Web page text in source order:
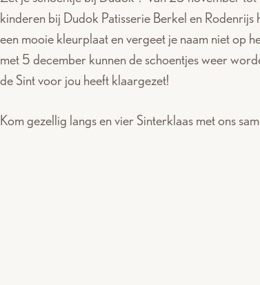
kinderen bij Dudok Patisserie Berkel en Rodenrijs
een mooie kleurplaat en vergeet je naam niet op
met 5 december kunnen de schoentjes weer
de Sint voor jou heeft klaargezet!
Kom gezellig langs en vier Sinterklaas met ons